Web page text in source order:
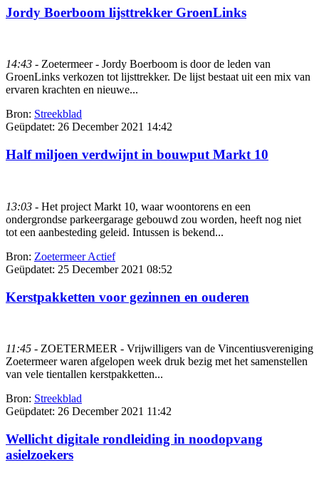
Jordy Boerboom lijsttrekker GroenLinks
14:43 - Zoetermeer - Jordy Boerboom is door de leden van
GroenLinks verkozen tot lijsttrekker. De lijst bestaat uit een mix van
ervaren krachten en nieuwe...
Bron: Streekblad
Geüpdatet: 26 December 2021 14:42
Half miljoen verdwijnt in bouwput Markt 10
13:03 - Het project Markt 10, waar woontorens en een
ondergrondse parkeergarage gebouwd zou worden, heeft nog niet
tot een aanbesteding geleid. Intussen is bekend...
Bron: Zoetermeer Actief
Geüpdatet: 25 December 2021 08:52
Kerstpakketten voor gezinnen en ouderen
11:45 - ZOETERMEER - Vrijwilligers van de Vincentiusvereniging
Zoetermeer waren afgelopen week druk bezig met het samenstellen
van vele tientallen kerstpakketten...
Bron: Streekblad
Geüpdatet: 26 December 2021 11:42
Wellicht digitale rondleiding in noodopvang
asielzoekers